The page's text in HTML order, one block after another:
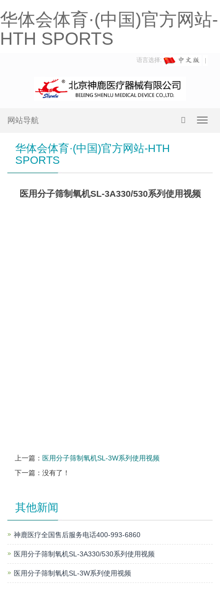
华体会体育·(中国)官方网站-
HTH SPORTS
语言选择:
网站导航
华体会体育·(中国)官方网站-HTH
SPORTS
医用分子筛制氧机SL-3A330/530系列使用视频
上一篇： 医用分子筛制氧机SL-3W系列使用视频
下一篇：没有了！
其他新闻
神鹿医疗全国售后服务电话400-993-6860
医用分子筛制氧机SL-3A330/530系列使用视频
医用分子筛制氧机SL-3W系列使用视频